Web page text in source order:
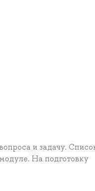
и задачу.
На подготовку